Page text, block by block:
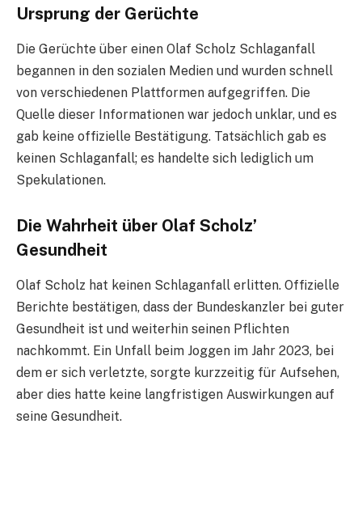
Ursprung der Gerüchte
Die Gerüchte über einen Olaf Scholz Schlaganfall
begannen in den sozialen Medien und wurden schnell
von verschiedenen Plattformen aufgegriffen. Die
Quelle dieser Informationen war jedoch unklar, und es
gab keine offizielle Bestätigung. Tatsächlich gab es
keinen Schlaganfall; es handelte sich lediglich um
Spekulationen.
Die Wahrheit über Olaf Scholz’
Gesundheit
Olaf Scholz hat keinen Schlaganfall erlitten. Offizielle
Berichte bestätigen, dass der Bundeskanzler bei guter
Gesundheit ist und weiterhin seinen Pflichten
nachkommt. Ein Unfall beim Joggen im Jahr 2023, bei
dem er sich verletzte, sorgte kurzzeitig für Aufsehen,
aber dies hatte keine langfristigen Auswirkungen auf
seine Gesundheit.